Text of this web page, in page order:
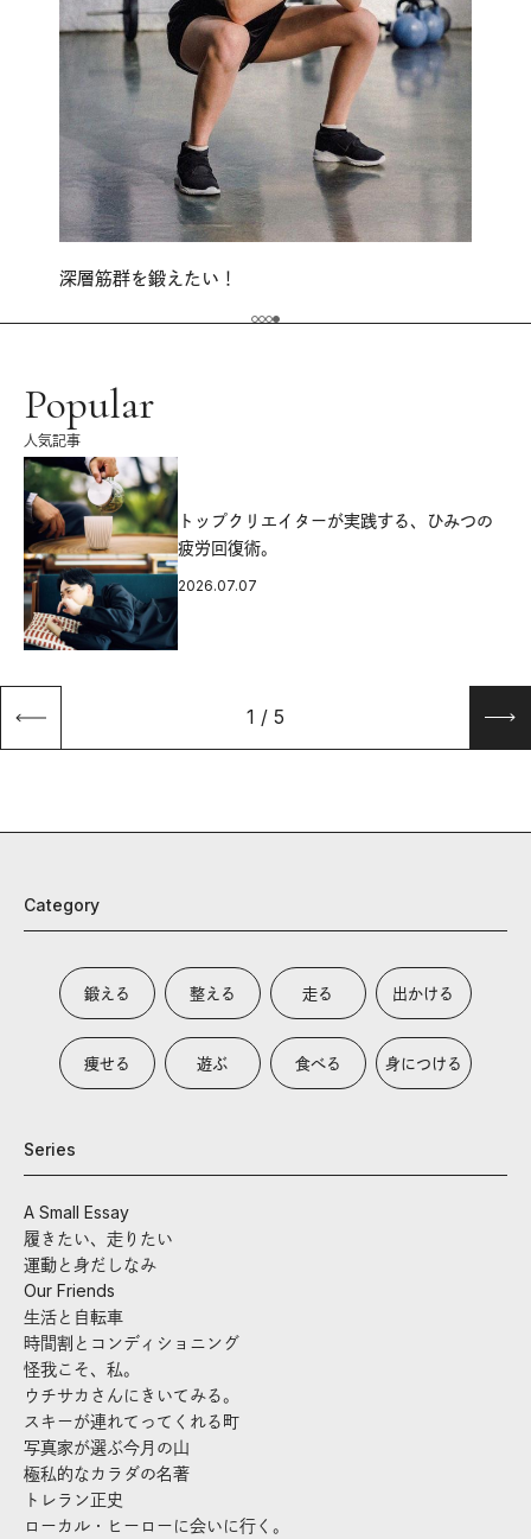
深層筋群を鍛えたい！
Popular
人気記事
トップクリエイターが実践する、ひみつの
疲労回復術。
2026.07.07
1 / 5
Category
鍛える 整える 走る 出かける
痩せる 遊ぶ 食べる 身につける
Series
A Small Essay
履きたい、走りたい
運動と身だしなみ
Our Friends
生活と自転車
時間割とコンディショニング
怪我こそ、私。
ウチサカさんにきいてみる。
スキーが連れてってくれる町
写真家が選ぶ今月の山
極私的なカラダの名著
トレラン正史
ローカル・ヒーローに会いに行く。